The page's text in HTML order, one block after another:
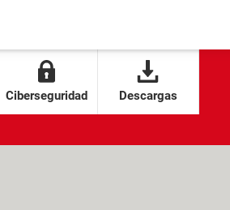
Ciberseguridad Descargas